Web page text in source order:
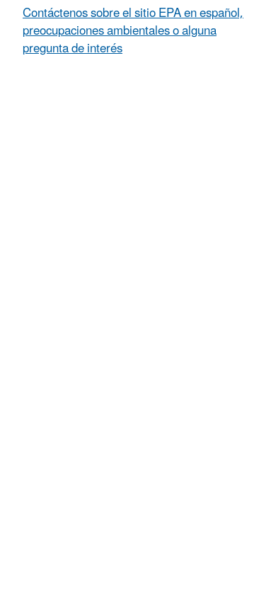
Contáctenos sobre el sitio EPA en español,
preocupaciones ambientales o alguna
pregunta de interés